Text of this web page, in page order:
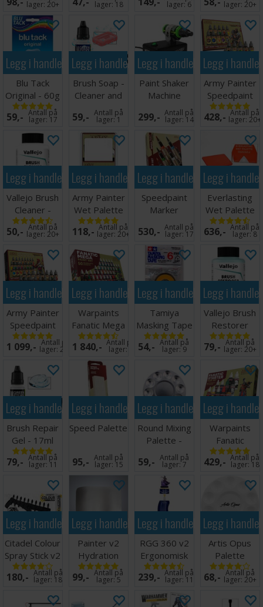
lager:20+ lager: 18
10mllager:6
Bottles
lager:20+
Legg i handlekurven
Blu Tack
Original - 60g
59,- Antall på
lager: 17
Legg i handlekurven
Brush Soap -
Cleaner and
Preserver
59,- Antall på
lager:1
Legg i handlekurven
Paint Shaker
Machine
299,- Antall på
lager: 14
Legg i
Army Painter
Speedpaint
Starter Set
2.0
428,- Antall på
lager:20+
Legg i handlekurven
Vallejo Brush
Cleaner -
85ml
50,- Antall på
lager:20+
Legg i handlekurven
Army Painter
Wet Palette
Refill
118,- Antall på
lager:20+
Legg i handlekurven
Speedpaint
Marker
Starter Set
530,- Antall på
lager: 17
Legg i
Everlasting
Wet Palette
Painter v2
636,- Antall på
lager:8
Legg i handlekurven
Army Painter
Speedpaint
Most Wanted
2.0
1 099,- Antall på
lager: 20+
Legg i handlekurven
Warpaints
Fanatic Mega
Paint Set
1 840,- Antall på
lager:
Legg i handlekurven
Tamiya
Masking Tape
- 6mm
54,- Antall på
lager:9
Legg i
Vallejo Brush
Restorer
85ml
79,- Antall på
lager:20+
Legg i handlekurven
Brush Repair
Gel - 17ml
79,- Antall på
lager: 11
Legg i handlekurven
Speed Palette
95,- Antall på
lager: 15
Legg i handlekurven
Round Mixing
Palette -
17x10 cm
59,- Antall på
lager:7
Legg i
Warpaints
Fanatic
Starter Paint
Set
429,- Antall på
lager: 18
Legg i handlekurven
Citadel Colour
Spray Stick v2
180,- Antall på
lager: 18
Legg i handlekurven
Painter v2
Hydration
Foam (1 stk)
99,- Antall på
lager:5
Legg i handlekurven
RGG 360 v2
Ergonomisk
Miniatyr
Holder
239,- Antall på
lager: 11
Legg i
Artis Opus
Palette
68,- Antall på
lager:20+